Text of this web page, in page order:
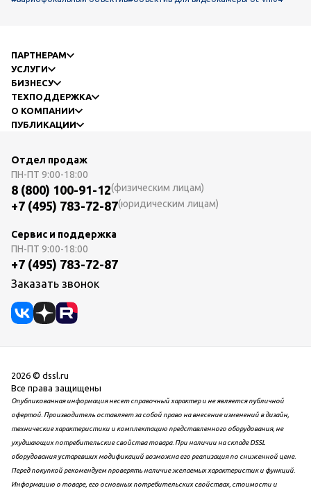
ПАРТНЕРАМ
УСЛУГИ
БИЗНЕСУ
ТЕХПОДДЕРЖКА
О КОМПАНИИ
ПУБЛИКАЦИИ
Отдел продаж
ПН-ПТ 9:00-18:00
8 (800) 100-91-12(физическим лицам)
+7 (495) 783-72-87(юридическим лицам)
Сервис и поддержка
ПН-ПТ 9:00-18:00
+7 (495) 783-72-87
Заказать звонок
2026 © dssl.ru
Все права защищены
Опубликованная информация несет справочный характер и не является публичной
офертой. Производитель оставляет за собой право на внесение изменений в дизайн,
технические характеристики и комплектацию представленного оборудования, не
ухудшающих потребительские свойства товара. При наличии на складе DSSL
оборудования устаревших модификаций возможна его реализация по сниженной цене.
Перед покупкой рекомендуем проверять наличие желаемых характеристик и функций.
Информацию о товаре, его основных потребительских свойствах, стоимости и